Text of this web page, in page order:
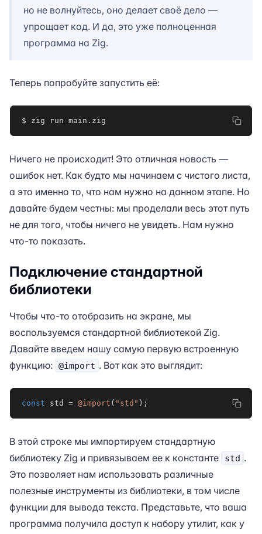
но не волнуйтесь, оно делает своё дело —
упрощает код. И да, это уже полноценная
программа на Zig.
Теперь попробуйте запустить её:
$ zig run main . zig
Ничего не происходит! Это отличная новость —
ошибок нет. Как будто мы начинаем с чистого листа,
а это именно то, что нам нужно на данном этапе. Но
давайте будем честны: мы проделали весь этот путь
не для того, чтобы ничего не увидеть. Нам нужно
что-то показать.
Подключение стандартной
библиотеки
Чтобы что-то отобразить на экране, мы
воспользуемся стандартной библиотекой Zig.
Давайте введем нашу самую первую встроенную
функцию: @import . Вот как это выглядит:
const std = @import ( "std" ) ;
В этой строке мы импортируем стандартную
библиотеку Zig и привязываем ее к константе
std .
Это позволяет нам использовать различные
полезные инструменты из библиотеки, в том числе
функции для вывода текста. Представьте, что ваша
программа получила доступ к набору утилит, как у